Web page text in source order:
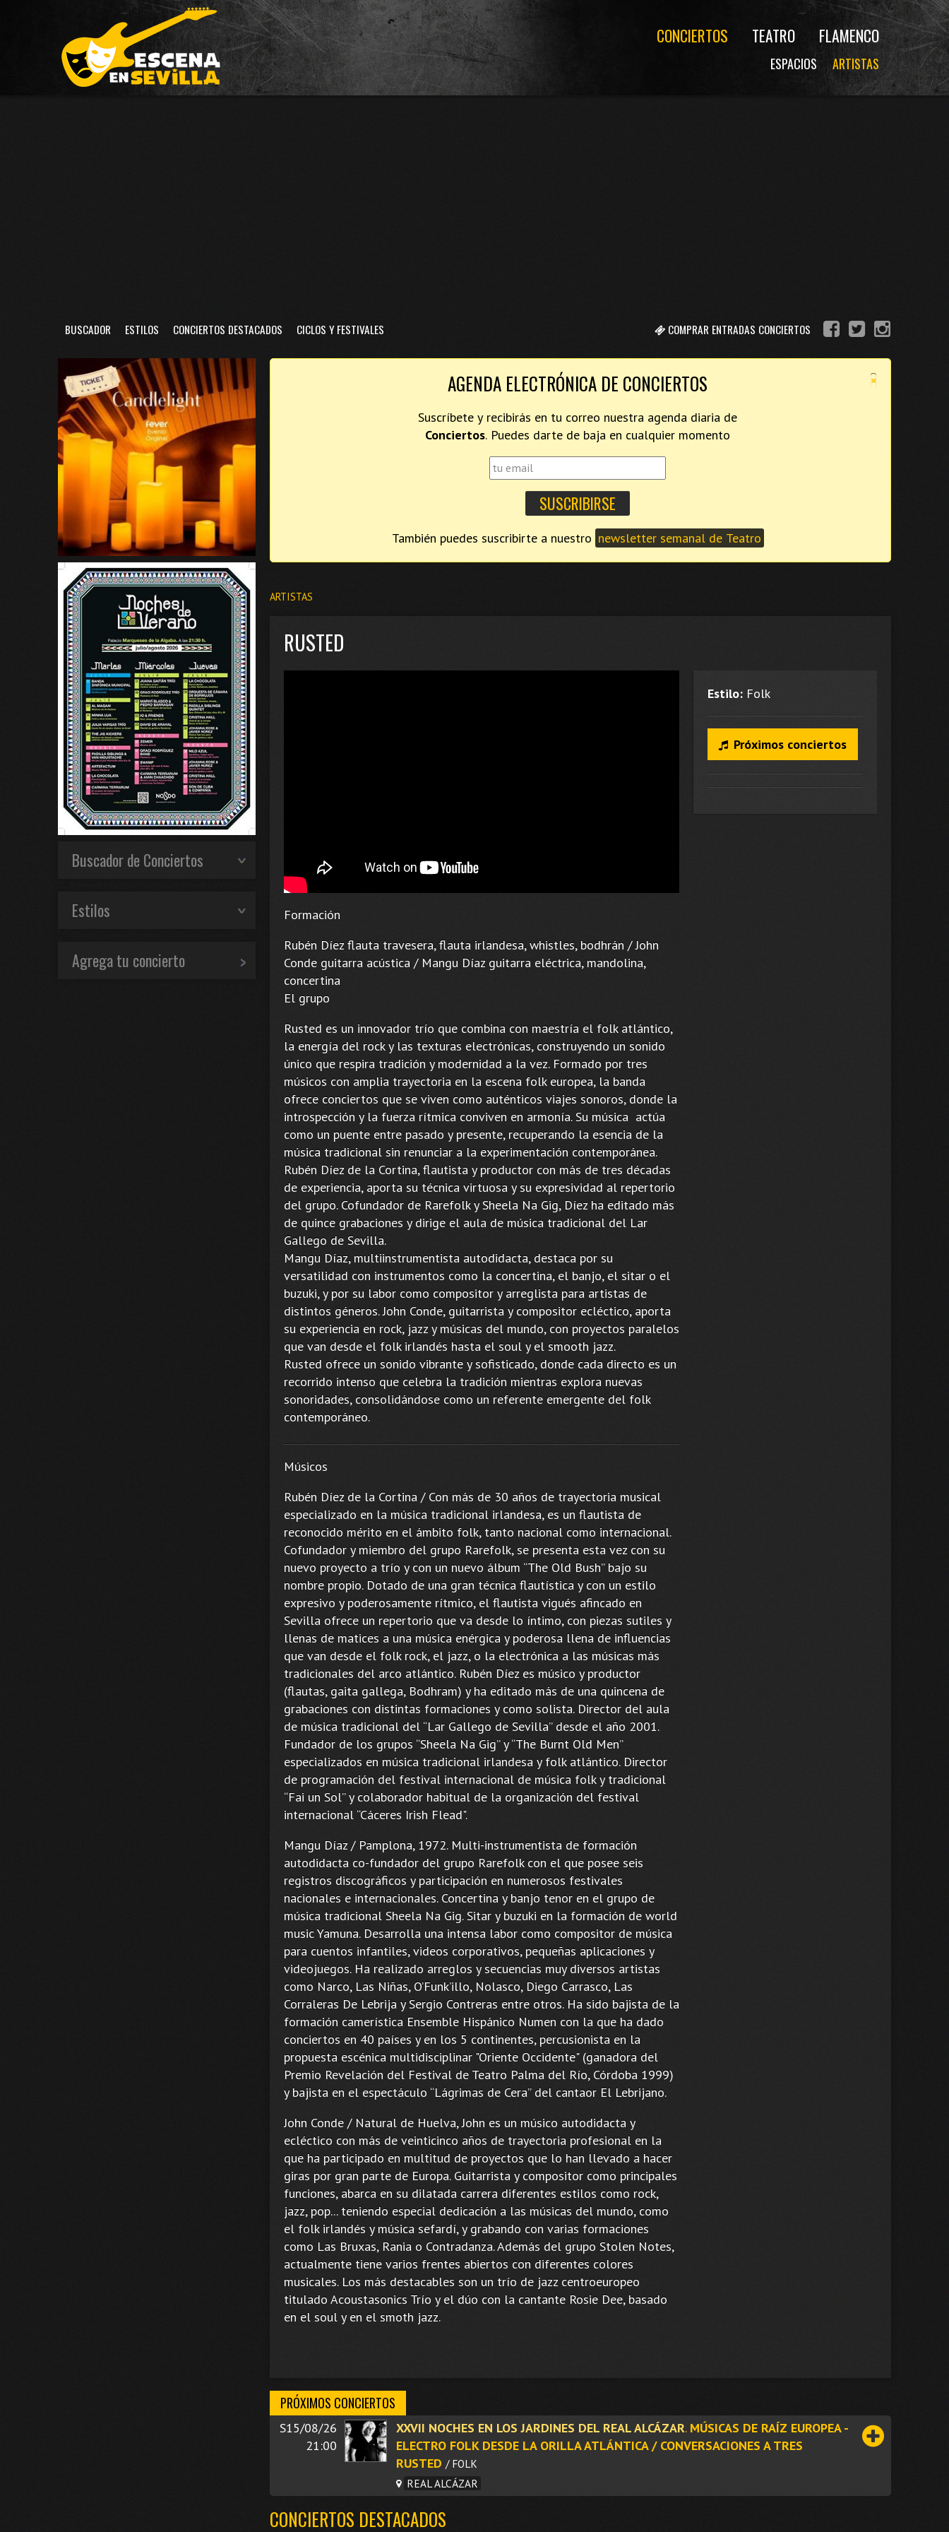
CONCIERTOS TEATRO FLAMENCO
ESPACIOS ARTISTAS
COMPRAR ENTRADAS CONCIERTOS
BUSCADOR ESTILOS CONCIERTOS DESTACADOS CICLOS Y FESTIVALES
×
AGENDA ELECTRÓNICA DE CONCIERTOS
Suscríbete y recibirás en tu correo nuestra agenda diaria de
Conciertos. Puedes darte de baja en cualquier momento
También puedes suscribirte a nuestro newsletter semanal de Teatro
ARTISTAS
RUSTED
Estilo: Folk
Próximos conciertos
Formación
Rubén Díez flauta travesera, flauta irlandesa, whistles, bodhrán / John
Conde guitarra acústica / Mangu Díaz guitarra eléctrica, mandolina,
concertina
El grupo
Rusted es un innovador trío que combina con maestría el folk atlántico,
la energía del rock y las texturas electrónicas, construyendo un sonido
único que respira tradición y modernidad a la vez. Formado por tres
músicos con amplia trayectoria en la escena folk europea, la banda
ofrece conciertos que se viven como auténticos viajes sonoros, donde la
introspección y la fuerza rítmica conviven en armonía. Su música actúa
como un puente entre pasado y presente, recuperando la esencia de la
música tradicional sin renunciar a la experimentación contemporánea.
Rubén Díez de la Cortina, flautista y productor con más de tres décadas
de experiencia, aporta su técnica virtuosa y su expresividad al repertorio
del grupo. Cofundador de Rarefolk y Sheela Na Gig, Díez ha editado más
de quince grabaciones y dirige el aula de música tradicional del Lar
Gallego de Sevilla.
Mangu Díaz, multiinstrumentista autodidacta, destaca por su
versatilidad con instrumentos como la concertina, el banjo, el sitar o el
buzuki, y por su labor como compositor y arreglista para artistas de
distintos géneros. John Conde, guitarrista y compositor ecléctico, aporta
su experiencia en rock, jazz y músicas del mundo, con proyectos paralelos
que van desde el folk irlandés hasta el soul y el smooth jazz.
Rusted ofrece un sonido vibrante y sofisticado, donde cada directo es un
recorrido intenso que celebra la tradición mientras explora nuevas
sonoridades, consolidándose como un referente emergente del folk
contemporáneo.
Músicos
Rubén Díez de la Cortina / Con más de 30 años de trayectoria musical
especializado en la música tradicional irlandesa, es un flautista de
reconocido mérito en el ámbito folk, tanto nacional como internacional.
Cofundador y miembro del grupo Rarefolk, se presenta esta vez con su
nuevo proyecto a trío y con un nuevo álbum “The Old Bush” bajo su
nombre propio. Dotado de una gran técnica flautística y con un estilo
expresivo y poderosamente rítmico, el flautista vigués afincado en
Sevilla ofrece un repertorio que va desde lo íntimo, con piezas sutiles y
llenas de matices a una música enérgica y poderosa llena de influencias
que van desde el folk rock, el jazz, o la electrónica a las músicas más
tradicionales del arco atlántico. Rubén Díez es músico y productor
(flautas, gaita gallega, Bodhram) y ha editado más de una quincena de
grabaciones con distintas formaciones y como solista. Director del aula
de música tradicional del “Lar Gallego de Sevilla” desde el año 2001.
Fundador de los grupos “Sheela Na Gig” y “The Burnt Old Men”
especializados en música tradicional irlandesa y folk atlántico. Director
de programación del festival internacional de música folk y tradicional
“Fai un Sol” y colaborador habitual de la organización del festival
internacional “Cáceres Irish Flead".
Mangu Díaz / Pamplona, 1972. Multi-instrumentista de formación
autodidacta co-fundador del grupo Rarefolk con el que posee seis
registros discográficos y participación en numerosos festivales
nacionales e internacionales. Concertina y banjo tenor en el grupo de
música tradicional Sheela Na Gig. Sitar y buzuki en la formación de world
music Yamuna. Desarrolla una intensa labor como compositor de música
para cuentos infantiles, videos corporativos, pequeñas aplicaciones y
videojuegos. Ha realizado arreglos y secuencias muy diversos artistas
como Narco, Las Niñas, O’Funk’illo, Nolasco, Diego Carrasco, Las
Corraleras De Lebrija y Sergio Contreras entre otros. Ha sido bajista de la
formación camerística Ensemble Hispánico Numen con la que ha dado
conciertos en 40 países y en los 5 continentes, percusionista en la
propuesta escénica multidisciplinar "Oriente Occidente" (ganadora del
Premio Revelación del Festival de Teatro Palma del Río, Córdoba 1999)
y bajista en el espectáculo “Lágrimas de Cera” del cantaor El Lebrijano.
John Conde / Natural de Huelva, John es un músico autodidacta y
ecléctico con más de veinticinco años de trayectoria profesional en la
que ha participado en multitud de proyectos que lo han llevado a hacer
giras por gran parte de Europa. Guitarrista y compositor como principales
funciones, abarca en su dilatada carrera diferentes estilos como rock,
jazz, pop... teniendo especial dedicación a las músicas del mundo, como
el folk irlandés y música sefardí, y grabando con varias formaciones
como Las Bruxas, Rania o Contradanza. Además del grupo Stolen Notes,
actualmente tiene varios frentes abiertos con diferentes colores
musicales. Los más destacables son un trío de jazz centroeuropeo
titulado Acoustasonics Trío y el dúo con la cantante Rosie Dee, basado
en el soul y en el smoth jazz.
PRÓXIMOS CONCIERTOS
S15/08/26
21:00
XXVII NOCHES EN LOS JARDINES DEL REAL ALCÁZAR. MÚSICAS DE RAÍZ EUROPEA -
ELECTRO FOLK DESDE LA ORILLA ATLÁNTICA / CONVERSACIONES A TRES
RUSTED / FOLK
REAL ALCÁZAR
CONCIERTOS DESTACADOS
Buscador de Conciertos
Estilos
Agrega tu concierto